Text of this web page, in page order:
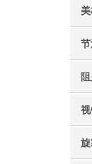
美
节
旋